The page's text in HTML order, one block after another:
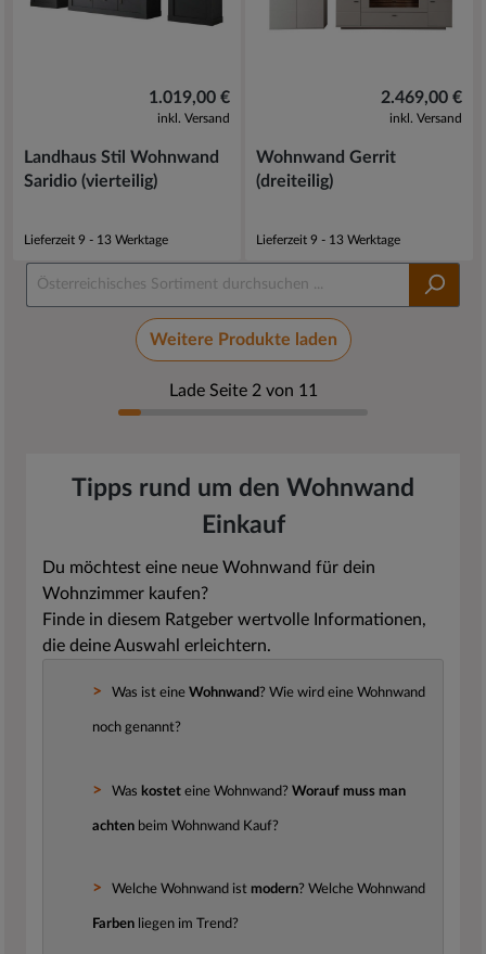
1.019,00 €
inkl. Versand
Landhaus Stil Wohnwand
Saridio (vierteilig)
Lieferzeit 9 - 13 Werktage
2.469,00 €
inkl. Versand
Wohnwand Gerrit
(dreiteilig)
Lieferzeit 9 - 13 Werktage
Weitere Produkte laden
Lade Seite 2 von 11
Tipps rund um den Wohnwand
Einkauf
Du möchtest eine neue Wohnwand für dein
Wohnzimmer kaufen?
Finde in diesem Ratgeber wertvolle Informationen,
die deine Auswahl erleichtern.
Was ist eineWohnwand? Wie wird eine Wohnwand
noch genannt?
Was kostet eine Wohnwand?Worauf muss man
achten beim Wohnwand Kauf?
Welche Wohnwand istmodern? Welche Wohnwand
Farben liegen im Trend?